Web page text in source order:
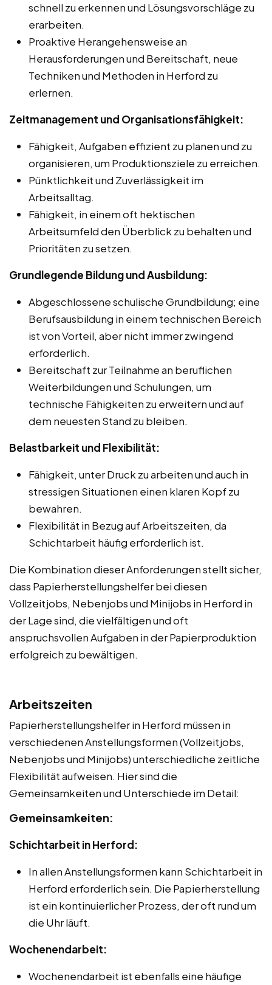
schnell zu erkennen und Lösungsvorschläge zu
erarbeiten.
Proaktive Herangehensweise an
Herausforderungen und Bereitschaft, neue
Techniken und Methoden in Herford zu
erlernen.
Zeitmanagement und Organisationsfähigkeit:
Fähigkeit, Aufgaben effizient zu planen und zu
organisieren, um Produktionsziele zu erreichen.
Pünktlichkeit und Zuverlässigkeit im
Arbeitsalltag.
Fähigkeit, in einem oft hektischen
Arbeitsumfeld den Überblick zu behalten und
Prioritäten zu setzen.
Grundlegende Bildung und Ausbildung:
Abgeschlossene schulische Grundbildung; eine
Berufsausbildung in einem technischen Bereich
ist von Vorteil, aber nicht immer zwingend
erforderlich.
Bereitschaft zur Teilnahme an beruflichen
Weiterbildungen und Schulungen, um
technische Fähigkeiten zu erweitern und auf
dem neuesten Stand zu bleiben.
Belastbarkeit und Flexibilität:
Fähigkeit, unter Druck zu arbeiten und auch in
stressigen Situationen einen klaren Kopf zu
bewahren.
Flexibilität in Bezug auf Arbeitszeiten, da
Schichtarbeit häufig erforderlich ist.
Die Kombination dieser Anforderungen stellt sicher,
dass Papierherstellungshelfer bei diesen
Vollzeitjobs, Nebenjobs und Minijobs in Herford in
der Lage sind, die vielfältigen und oft
anspruchsvollen Aufgaben in der Papierproduktion
erfolgreich zu bewältigen.
Arbeitszeiten
Papierherstellungshelfer in Herford müssen in
verschiedenen Anstellungsformen (Vollzeitjobs,
Nebenjobs und Minijobs) unterschiedliche zeitliche
Flexibilität aufweisen. Hier sind die
Gemeinsamkeiten und Unterschiede im Detail:
Gemeinsamkeiten:
Schichtarbeit in Herford:
In allen Anstellungsformen kann Schichtarbeit in
Herford erforderlich sein. Die Papierherstellung
ist ein kontinuierlicher Prozess, der oft rund um
die Uhr läuft.
Wochenendarbeit:
Wochenendarbeit ist ebenfalls eine häufige